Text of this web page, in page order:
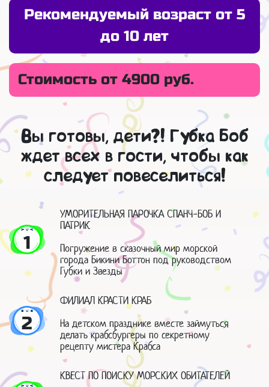
Рекомендуемый возраст от 5
до 10 лет
Стоимость от 4900 руб.
Вы готовы, дети?! Губка Боб
ждет всех в гости, чтобы как
следует повеселиться!
1
УМОРИТЕЛЬНАЯ ПАРОЧКА СПАНЧ-БОБ И
ПАТРИК
Погружение в сказочный мир морской
города Бикини Боттон под руководством
Губки и Звезды
2
ФИЛИАЛ КРАСТИ КРАБ
На детском празднике вместе займуться
делать крабсбургеры по секретному
рецепту мистера Крабса
КВЕСТ ПО ПОИСКУ МОРСКИХ ОБИТАТЕЛЕЙ